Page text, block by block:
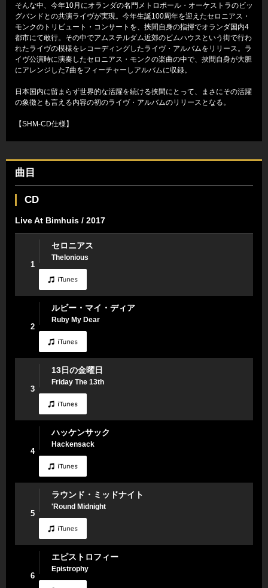
そんな中、今年10月にオランダの名門メトロポール・オーケストラのビッ
グバンドとの共演ライヴが実現。今年生誕100周年を迎えたセロニアス・
モンクのトリビュート・コンサートを、挾間自身の指揮でオランダ国内4
都市にて敢行。その中でアムステルダム近郊のビムハウスという街で行わ
れたライヴの模様をレコーディングしたライヴ・アルバムをリリース。ラ
イヴ公演時に演奏したセロニアス・モンクの楽曲の中で、挾間自身が大胆
にアレンジした7曲をフィーチャーしアルバムに収録。
日本国内に留まらず世界的な活躍を続ける挟間にとって、まさにその活躍
の象徴とも言える内容の初のライヴ・アルバムのリリースとなる。
【SHM-CD仕様】
曲目
CD
Live At Bimhuis / 2017
1
セロニアス
Thelonious
2
ルビー・マイ・ディア
Ruby My Dear
3
13日の金曜日
Friday The 13th
4
ハッケンサック
Hackensack
5
ラウンド・ミッドナイト
'Round Midnight
6
エピストロフィー
Epistrophy